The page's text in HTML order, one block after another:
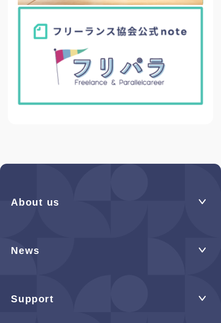
About us
News
Support